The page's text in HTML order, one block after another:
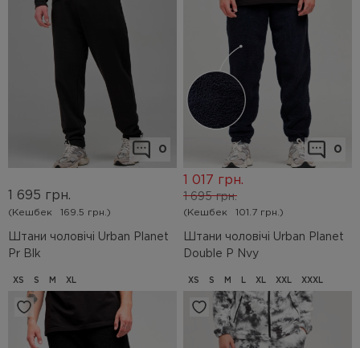
0
Штани чоловічі Urban Planet
Pr Blk
1 695 грн.
(Кешбек 169.5 грн.)
XS S M XL
0
Штани чоловічі Urban Planet
Double P Nvy
1 695 грн.
1 017 грн.
(Кешбек 101.7 грн.)
XS S M L XL XXL XXXL